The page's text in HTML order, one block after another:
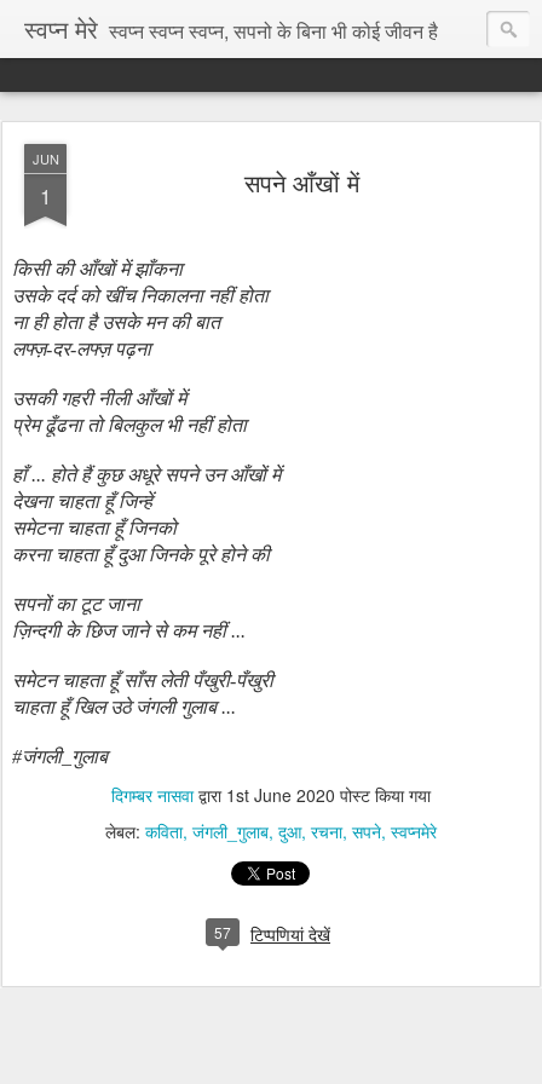
स्वप्न मेरे स्वप्न स्वप्न स्वप्न, सपनो के बिना भी कोई जीवन है
JUN
1 सपने आँखों में
किसी की आँखों में झाँकना
उसके दर्द को खींच निकालना नहीं होता
ना ही होता है उसके मन की बात
लफ्ज़-दर-लफ्ज़ पढ़ना
उसकी गहरी नीली आँखों में
प्रेम ढूँढना तो बिलकुल भी नहीं होता
हाँ ... होते हैं कुछ अधूरे सपने उन आँखों में
देखना चाहता हूँ जिन्हें
समेटना चाहता हूँ जिनको
करना चाहता हूँ दुआ जिनके पूरे होने की
सपनों का टूट जाना
ज़िन्दगी के छिज जाने से कम नहीं ...
समेटन चाहता हूँ साँस लेती पँखुरी-पँखुरी
चाहता हूँ खिल उठे जंगली गुलाब ...
#जंगली_ गुलाब
दिगम्बर नासवाद्वारा 1st June 2020 पोस्ट किया गया
लेबल: कविता जंगली_गुलाब दुआ रचना सपने स्वप्नमेरे
57 टिप्पणियां देखें